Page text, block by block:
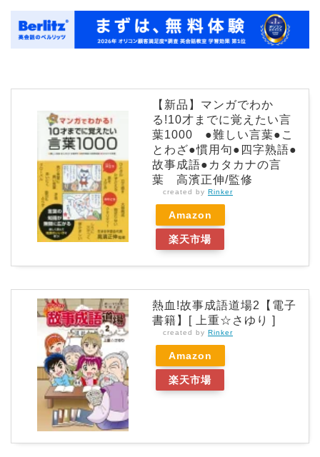
【新品】マンガでわか
る!10才までに覚えたい言
葉1000 ●難しい言葉●こ
とわざ●慣用句●四字熟語●
故事成語●カタカナの言
葉 高濱正伸/監修
created by Rinker
Amazon
楽天市場
熱血!故事成語道場2【電子
書籍】[ 上重☆さゆり ]
created by Rinker
Amazon
楽天市場